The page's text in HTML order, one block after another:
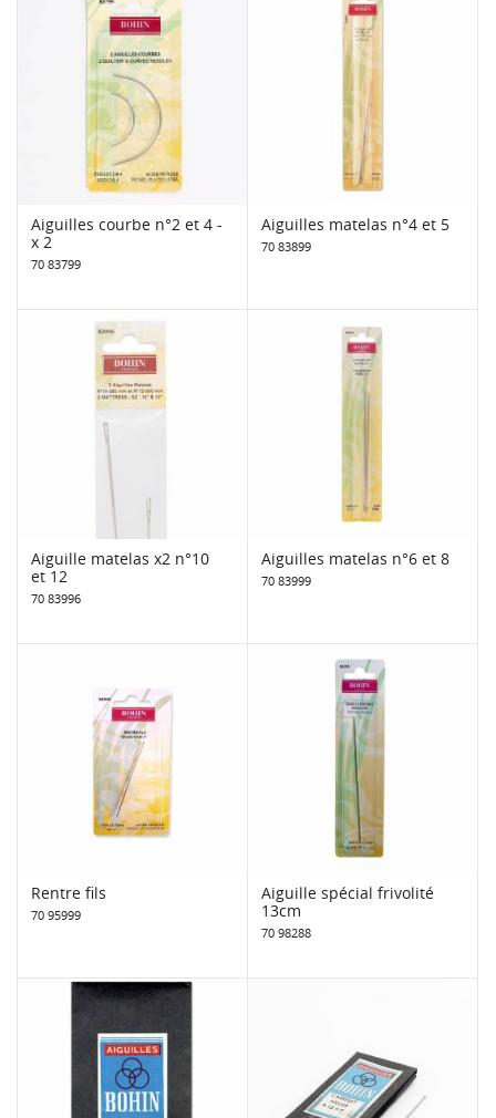
Aiguilles courbe n°2 et 4 -
x 2
70 83799
Aiguilles matelas n°4 et 5
70 83899
Aiguille matelas x2 n°10
et 12
70 83996
Aiguilles matelas n°6 et 8
70 83999
Rentre fils
70 95999
Aiguille spécial frivolité
13cm
70 98288